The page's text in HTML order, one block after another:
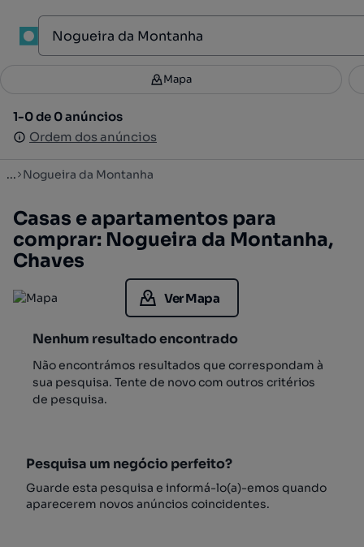
Filtros 1
1-0 de 0 anúncios
Ordem dos anúncios
Mapa
1-0 de 0 anúncios
Ordem dos anúncios
... Nogueira da Montanha
Casas e apartamentos para
comprar: Nogueira da Montanha,
Chaves
Ver Mapa
Nenhum resultado encontrado
Não encontrámos resultados que correspondam à
sua pesquisa. Tente de novo com outros critérios
de pesquisa.
Pesquisa um negócio perfeito?
Guarde esta pesquisa e informá-lo(a)-emos quando
aparecerem novos anúncios coincidentes.